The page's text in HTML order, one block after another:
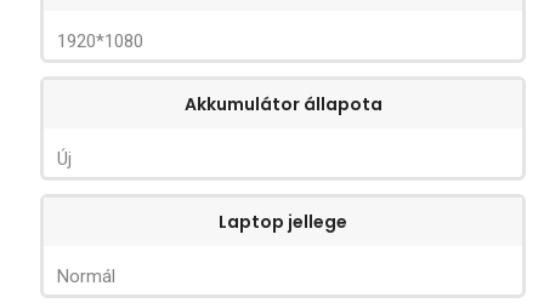
1920*1080
Akkumulátor állapota
Új
Laptop jellege
Normál